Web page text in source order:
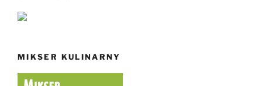
MIKSER KULINARNY